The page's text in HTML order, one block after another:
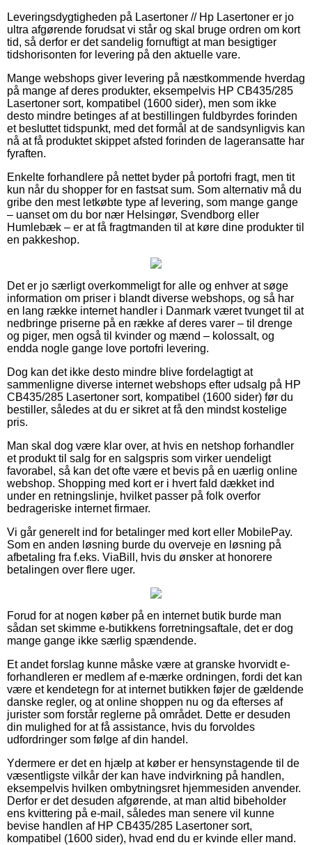
Leveringsdygtigheden på Lasertoner // Hp Lasertoner er jo
ultra afgørende forudsat vi står og skal bruge ordren om kort
tid, så derfor er det sandelig fornuftigt at man besigtiger
tidshorisonten for levering på den aktuelle vare.
Mange webshops giver levering på næstkommende hverdag
på mange af deres produkter, eksempelvis HP CB435/285
Lasertoner sort, kompatibel (1600 sider), men som ikke
desto mindre betinges af at bestillingen fuldbyrdes forinden
et besluttet tidspunkt, med det formål at de sandsynligvis kan
nå at få produktet skippet afsted forinden de lageransatte har
fyraften.
Enkelte forhandlere på nettet byder på portofri fragt, men tit
kun når du shopper for en fastsat sum. Som alternativ må du
gribe den mest letkøbte type af levering, som mange gange
– uanset om du bor nær Helsingør, Svendborg eller
Humlebæk – er at få fragtmanden til at køre dine produkter til
en pakkeshop.
Det er jo særligt overkommeligt for alle og enhver at søge
information om priser i blandt diverse webshops, og så har
en lang række internet handler i Danmark været tvunget til at
nedbringe priserne på en række af deres varer – til drenge
og piger, men også til kvinder og mænd – kolossalt, og
endda nogle gange love portofri levering.
Dog kan det ikke desto mindre blive fordelagtigt at
sammenligne diverse internet webshops efter udsalg på HP
CB435/285 Lasertoner sort, kompatibel (1600 sider) før du
bestiller, således at du er sikret at få den mindst kostelige
pris.
Man skal dog være klar over, at hvis en netshop forhandler
et produkt til salg for en salgspris som virker uendeligt
favorabel, så kan det ofte være et bevis på en uærlig online
webshop. Shopping med kort er i hvert fald dækket ind
under en retningslinje, hvilket passer på folk overfor
bedrageriske internet firmaer.
Vi går generelt ind for betalinger med kort eller MobilePay.
Som en anden løsning burde du overveje en løsning på
afbetaling fra f.eks. ViaBill, hvis du ønsker at honorere
betalingen over flere uger.
Forud for at nogen køber på en internet butik burde man
sådan set skimme e-butikkens forretningsaftale, det er dog
mange gange ikke særlig spændende.
Et andet forslag kunne måske være at granske hvorvidt e-
forhandleren er medlem af e-mærke ordningen, fordi det kan
være et kendetegn for at internet butikken føjer de gældende
danske regler, og at online shoppen nu og da efterses af
jurister som forstår reglerne på området. Dette er desuden
din mulighed for at få assistance, hvis du forvoldes
udfordringer som følge af din handel.
Ydermere er det en hjælp at køber er hensynstagende til de
væsentligste vilkår der kan have indvirkning på handlen,
eksempelvis hvilken ombytningsret hjemmesiden anvender.
Derfor er det desuden afgørende, at man altid bibeholder
ens kvittering på e-mail, således man senere vil kunne
bevise handlen af HP CB435/285 Lasertoner sort,
kompatibel (1600 sider), hvad end du er kvinde eller mand.